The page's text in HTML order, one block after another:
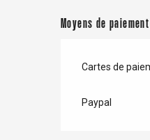
Moyens de paiement
Cartes de
Paypal